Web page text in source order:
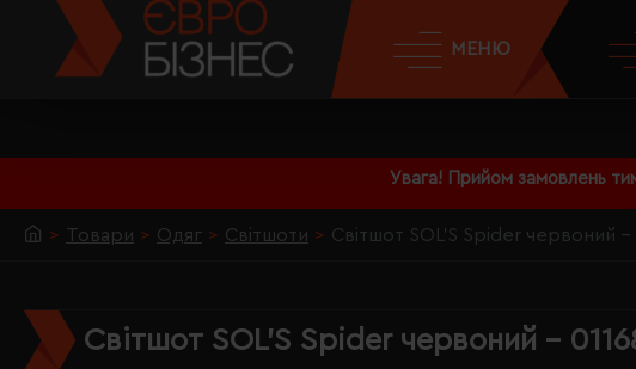
Увага! Прийом замовлень
МЕНЮ
Товари Одяг Світшоти Світшот SOL'S Spider червоний -
Світшот SOL'S Spider червоний -